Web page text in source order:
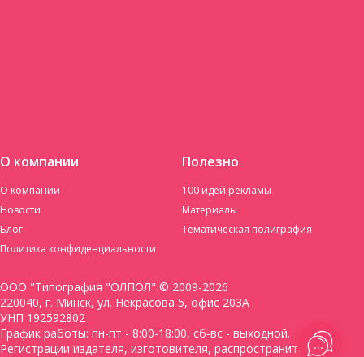
О компании
О компании
Новости
Блог
Политика конфиденциальности
Полезно
100 идей рекламы
Материалы
Тематическая полиграфия
ООО "Типография "ОЛПОЛ" © 2009-2026
220040, г. Минск, ул. Некрасова 5, офис 203А
УНП 192592802
График работы: пн-пт - 8:00-18:00, сб-вс - выходной.
Регистрации издателя, изготовителя, распространителя